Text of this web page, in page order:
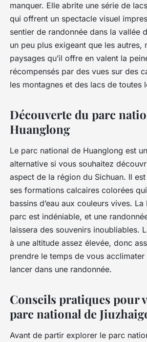
manquer. Elle abrite une série de
qui offrent un spectacle visuel
sentier de randonnée dans la vallée
un peu plus exigeant que les autres,
paysages qu’il offre en valent la
récompensés par des vues sur des
les montagnes et des lacs de toutes
Découverte du parc
Huanglong
Le parc national de Huanglong est
alternative si vous souhaitez
aspect de la région du Sichuan. Il
ses formations calcaires colorées
bassins d’eau aux couleurs vives.
parc est indéniable, et une
laissera des souvenirs inoubliables.
à une altitude assez élevée, donc
prendre le temps de vous
lancer dans une randonnée.
Conseils pratiques pour
parc national de
Avant de partir explorer le parc